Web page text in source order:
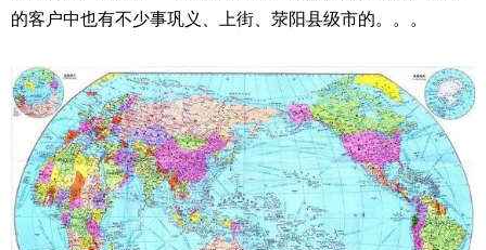
的客户中也有不少事巩义、上街、荥阳县级市的。。。